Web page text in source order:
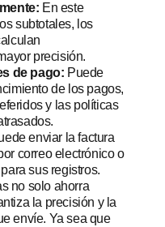
En este
subtotales, los
precisión.
de pago: Puede
de los pagos,
y las políticas
enviar la factura
correo electrónico o
sus registros.
no solo ahorra
la precisión y la
envíe. Ya sea que